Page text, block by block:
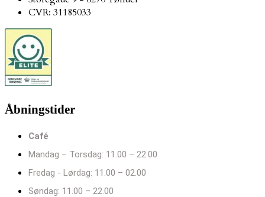
CVR: 31185033
Åbningstider
Café
Mandag – Torsdag: 11.00 – 22.00 ​
Fredag - Lørdag: 11.00 – 02.00 ​
Søndag: 11.00 – 22.00 ​